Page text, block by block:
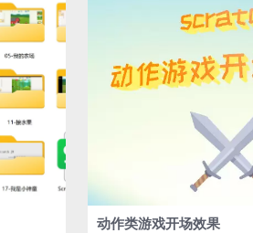
动作类游戏开场效果